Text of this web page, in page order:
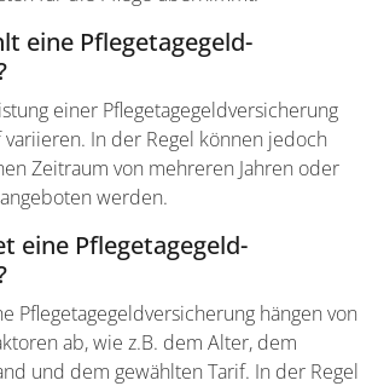
eine Pflegetagegeld­
einer Pflegetagegeld­versicherung
variieren. In der Regel können jedoch
Zeitraum von mehreren Jahren oder
werden.
eine Pflegetagegeld­
Pflegetagegeld­versicherung hängen von
ab, wie z.B. dem Alter, dem
und dem gewählten Tarif. In der Regel